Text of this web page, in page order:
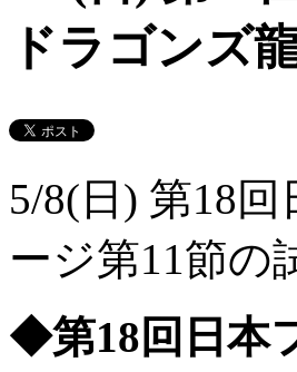
ドラゴンズ
5/8(日) 第18
ージ第11節の
◆第18回日本